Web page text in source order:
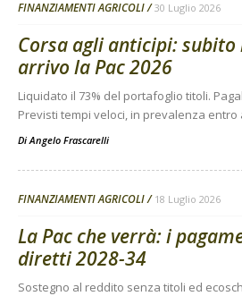
FINANZIAMENTI AGRICOLI 30 Luglio 2026
Corsa agli anticipi: subito
arrivo la Pac 2026
Liquidato il 73% del portafoglio titoli.
Previsti tempi veloci, in prevalenza entro
Di Angelo Frascarelli
FINANZIAMENTI AGRICOLI 18 Luglio 2026
La Pac che verrà: i
diretti 2028-34
Sostegno al reddito senza titoli ed